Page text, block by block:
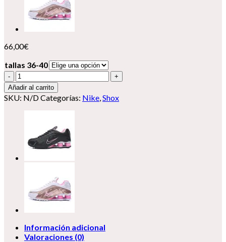
66,00€
tallas 36-40
Nike
Shox
R4
cantidad
Añadir al carrito
SKU: N/DCategorías: Nike,Shox
Información adicional
Valoraciones (0)